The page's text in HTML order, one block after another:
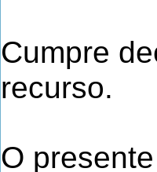
Cumpre
recurso.
O